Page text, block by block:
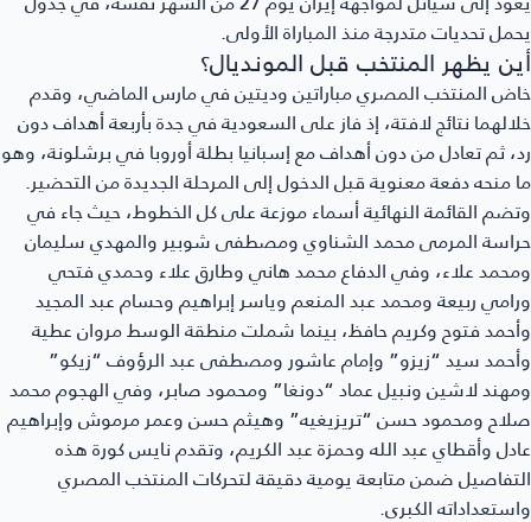
يحمل تحديات متدرجة منذ المباراة الأولى.
أين يظهر المنتخب قبل المونديال؟
خاض المنتخب المصري مباراتين وديتين في مارس الماضي، وقدم
خلالهما نتائج لافتة، إذ فاز على السعودية في جدة بأربعة أهداف دون
رد، ثم تعادل من دون أهداف مع إسبانيا بطلة أوروبا في برشلونة، وهو
ما منحه دفعة معنوية قبل الدخول إلى المرحلة الجديدة من التحضير.
وتضم القائمة النهائية أسماء موزعة على كل الخطوط، حيث جاء في
حراسة المرمى محمد الشناوي ومصطفى شوبير والمهدي سليمان
ومحمد علاء، وفي الدفاع محمد هاني وطارق علاء وحمدي فتحي
ورامي ربيعة ومحمد عبد المنعم وياسر إبراهيم وحسام عبد المجيد
وأحمد فتوح وكريم حافظ، بينما شملت منطقة الوسط مروان عطية
وأحمد سيد “زيزو” وإمام عاشور ومصطفى عبد الرؤوف “زيكو”
ومهند لاشين ونبيل عماد “دونغا” ومحمود صابر، وفي الهجوم محمد
صلاح ومحمود حسن “تريزيغيه” وهيثم حسن وعمر مرموش وإبراهيم
عادل وأقطاي عبد الله وحمزة عبد الكريم، وتقدم نايس كورة هذه
التفاصيل ضمن متابعة يومية دقيقة لتحركات المنتخب المصري
واستعداداته الكبرى.